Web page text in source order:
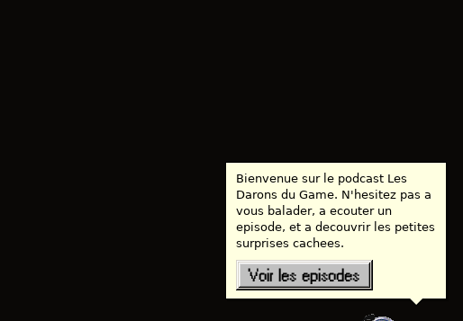
Bienvenue sur le podcast Les
Darons du Game. N'hesitez pas a
vous balader, a ecouter un
episode, et a decouvrir les petites
surprises cachees.
Voir les episodes